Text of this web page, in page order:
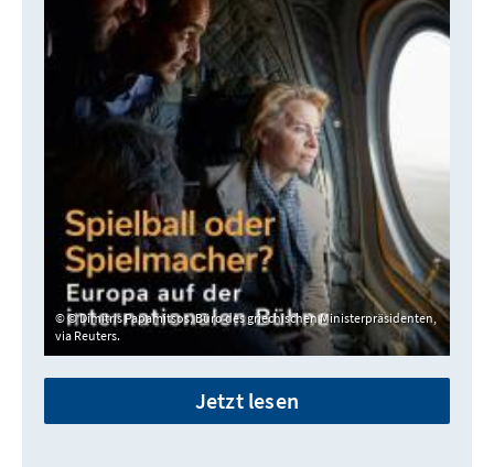
© Dimitris Papamitsos, Büro des griechischen Ministerpräsidenten,
via Reuters.
Jetzt lesen